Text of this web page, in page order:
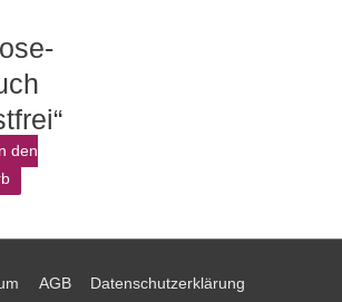
In den
AGB
Datenschutzerklärung